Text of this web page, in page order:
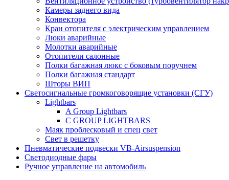
Камеры заднего вида
Конвектора
Кран отопителя с электрическим управлением
Люки аварийные
Молотки аварийные
Отопители салонные
Полки багажная люкс с боковым поручнем
Полки багажная стандарт
Шторы ВИП
Светосигнальные громкоговорящие установки (СГУ)
Lightbars
A Group Lightbars
C GROUP LIGHTBARS
Маяк проблесковый и спец свет
Свет в решетку
Пневматические подвески VB-Airsuspension
Светодиодные фары
Ручное управление на автомобиль